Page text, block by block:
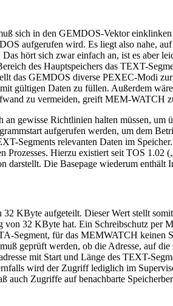
sich in den GEMDOS-Vektor
aufgerufen wird. Es liegt also nahe,
hört sich zwar einfach an, ist es aber
des Hauptspeichers das TEXT-
das GEMDOS diverse PEXEC-Modi
gültigen Daten zu füllen. Außerdem
zu vermeiden, greift MEM-WATCH
an gewisse Richtlinien halten müssen,
aufgerufen werden, um dem
Segments relevanten Daten im
Hierzu existiert seit TOS 1.02
Die Basepage wiederum enthält
KByte aufgeteilt. Dieser Wert stellt
32 KByte hat. Ein Schreibschutz
Segment, für das MEMWATCH
geprüft werden, ob die Adresse, auf
mit Start und Länge des TEXT-
wird der Zugriff lediglich im
auch Zugriffe auf benachbarte